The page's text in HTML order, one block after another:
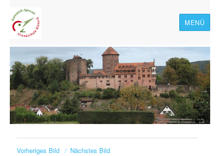
MENÜ
Vorheriges Bild Nächstes Bild